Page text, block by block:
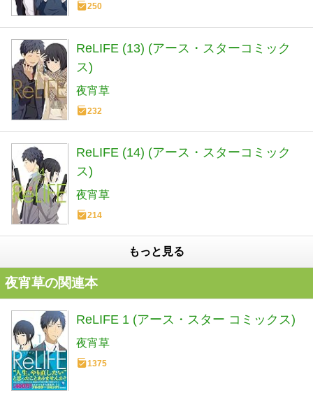
250
ReLIFE (13) (アース・スターコミック
ス)
夜宵草
232
ReLIFE (14) (アース・スターコミック
ス)
夜宵草
214
もっと見る
夜宵草の関連本
ReLIFE 1 (アース・スター コミックス)
夜宵草
1375